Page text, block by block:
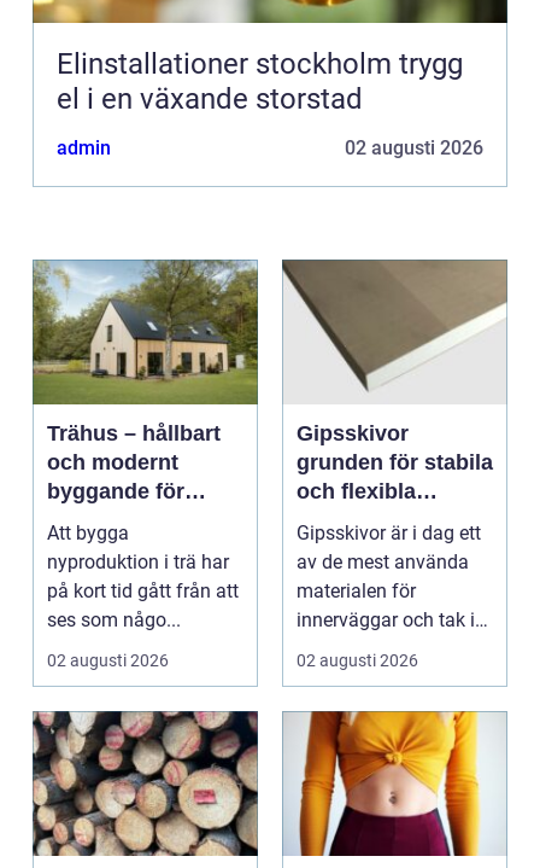
Elinstallationer stockholm trygg
el i en växande storstad
admin 02 augusti 2026
Trähus – hållbart
och modernt
byggande för
framtiden
Att bygga
nyproduktion i trä har
på kort tid gått från att
ses som någo...
02 augusti 2026
Gipsskivor
grunden för stabila
och flexibla
innerväggar
Gipsskivor är i dag ett
av de mest använda
materialen för
innerväggar och tak i
både bostäder och of...
02 augusti 2026